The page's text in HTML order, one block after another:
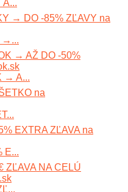
→...
→ A...
E...